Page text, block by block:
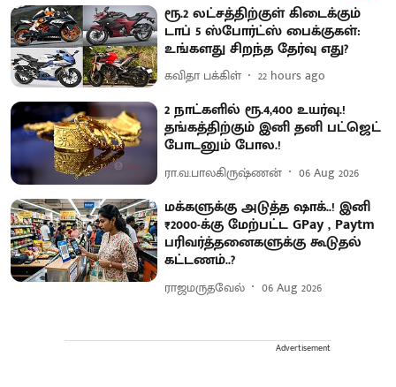
ரூ.2 லட்சத்திற்குள் கிடைக்கும்
டாப் 5 ஸ்போர்ட்ஸ் பைக்குகள்:
உங்களது சிறந்த தேர்வு எது?
கவிதா பக்கிள் 22 hours ago
2 நாட்களில் ரூ.4,400 உயர்வு.!
தங்கத்திற்கும் இனி தனி பட்ஜெட்
போடனும் போல.!
ரா.வ.பாலகிருஷ்ணன் 06 Aug 2026
மக்களுக்கு அடுத்த ஷாக்..! இனி
₹2000-க்கு மேற்பட்ட GPay , Paytm
பரிவர்த்தனைகளுக்கு கூடுதல்
கட்டணம்..?
ராஜமருதவேல் 06 Aug 2026
Advertisement